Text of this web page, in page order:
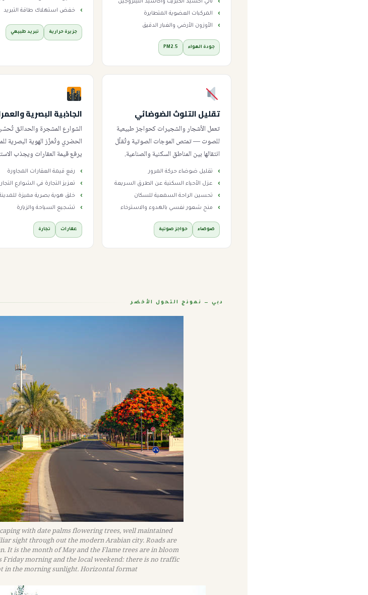
ثاني أكسيد الكبريت وأكاسيد النيتروجين
المركبات العضوية المتطايرة
الأوزون الأرضي والغبار الدقيق
جودة الهواء PM2.5
خفض استهلاك طاقة التبريد
جزيرة حرارية تبريد طبيعي
تقليل التلوث الضوضائي
تعمل الأشجار والشجيرات كحواجز طبيعية
للصوت — تمتص الموجات الصوتية وتُقلّل
انتقالها بين المناطق السكنية والصناعية.
تقليل ضوضاء حركة المرور
عزل الأحياء السكنية عن الطرق السريعة
تحسين الراحة السمعية للسكان
منح شعور نفسي بالهدوء والاسترخاء
ضوضاء حواجز صوتية
الجاذبية البصرية
الشوارع المشجرة والحدائق
الحضري وتُعزّز الهوية البصرية
يرفع قيمة العقارات ويجذب
رفع قيمة العقارات المجاورة
تعزيز التجارة في الشوارع
خلق هوية بصرية مميزة
تشجيع السياحة والزيارة
عقارات تجارة
دبي — نموذج التحول الأخضر
with date palms flowering trees, well maintained
sight through out the modern Arabian city. Roads are
It is the month of May and the Flame trees are in bloom
Friday morning and the local weekend: there is no traffic
in the morning sunlight. Horizontal format.